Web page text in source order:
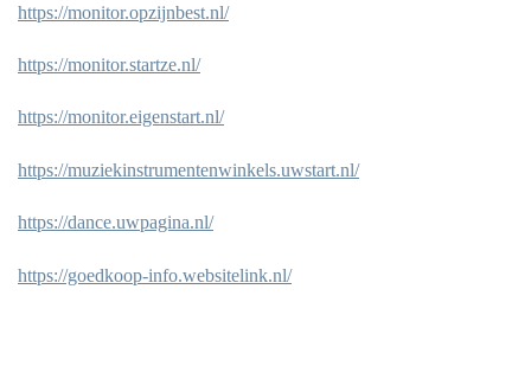
https://monitor.opzijnbest.nl/
https://monitor.startze.nl/
https://monitor.eigenstart.nl/
https://muziekinstrumentenwinkels.uwstart.nl/
https://dance.uwpagina.nl/
https://goedkoop-info.websitelink.nl/